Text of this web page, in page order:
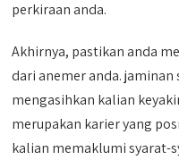
perkiraan anda.
Akhirnya, pastikan anda
dari anemer anda.
mengasihkan kalian
merupakan karier yang
kalian memaklumi syarat-